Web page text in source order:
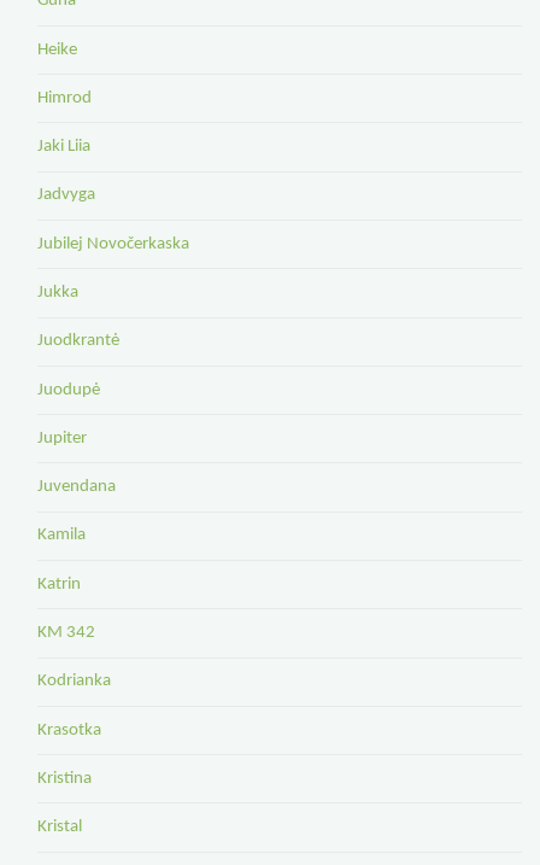
Heike
Himrod
Jaki Liia
Jadvyga
Jubilej Novočerkaska
Jukka
Juodkrantė
Juodupė
Jupiter
Juvendana
Kamila
Katrin
KM 342
Kodrianka
Krasotka
Kristina
Kristal